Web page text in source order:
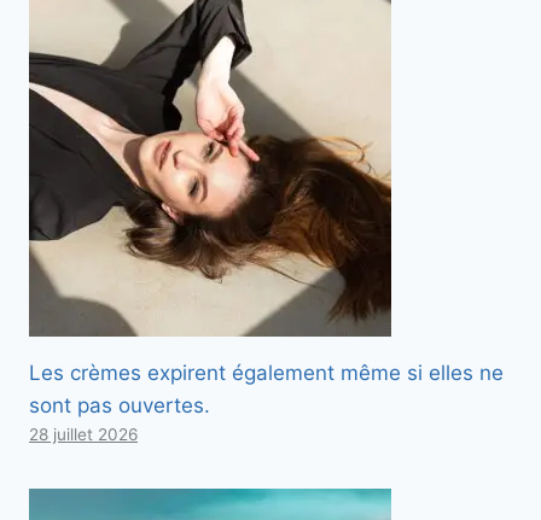
Les crèmes expirent également même si elles ne
sont pas ouvertes.
28 juillet 2026